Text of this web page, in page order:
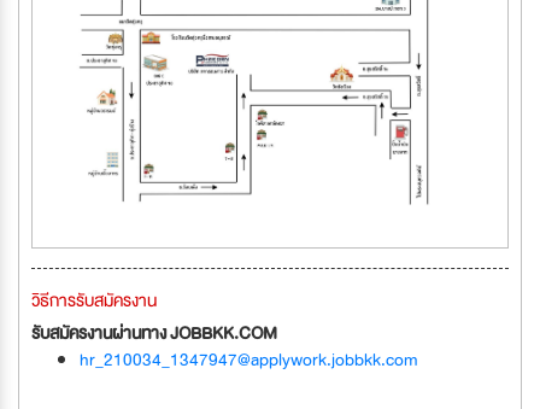
วิธีการรับสมัครงาน
รับสมัครงานผ่านทาง JOBBKK.COM
hr_210034_1347947@applywork.jobbkk.com